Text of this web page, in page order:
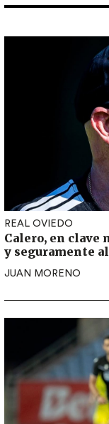
REAL OVIEDO
Calero, en clave
y seguramente
JUAN MORENO